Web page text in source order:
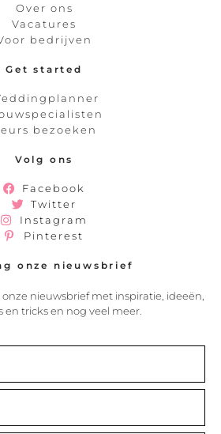
Over ons
Vacatures
bedrijven
Get started
bezoeken
Volg ons
Facebook
Twitter
Instagram
Pinterest
onze nieuwsbrief
nieuwsbrief met inspiratie, ideeën,
en tricks en nog veel meer.